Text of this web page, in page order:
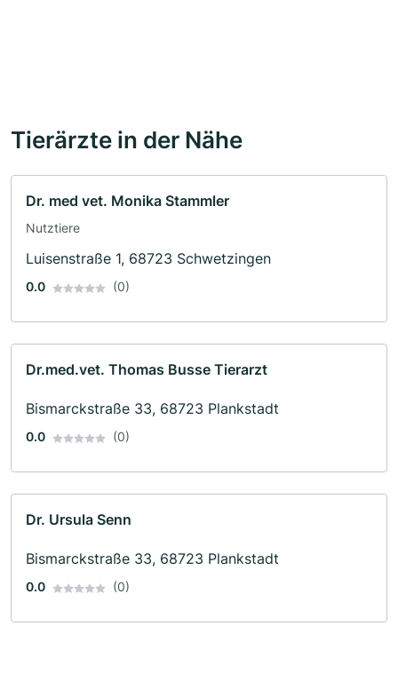
Tierärzte in der Nähe
Dr. med vet. Monika Stammler
Nutztiere
Luisenstraße 1, 68723 Schwetzingen
0.0 (0)
Dr.med.vet. Thomas Busse Tierarzt
Bismarckstraße 33, 68723 Plankstadt
0.0 (0)
Dr. Ursula Senn
Bismarckstraße 33, 68723 Plankstadt
0.0 (0)